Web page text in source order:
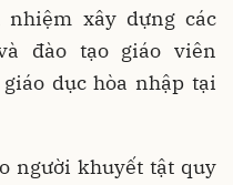
xây dựng các
đào tạo giáo viên
dục hòa nhập tại
người khuyết tật quy